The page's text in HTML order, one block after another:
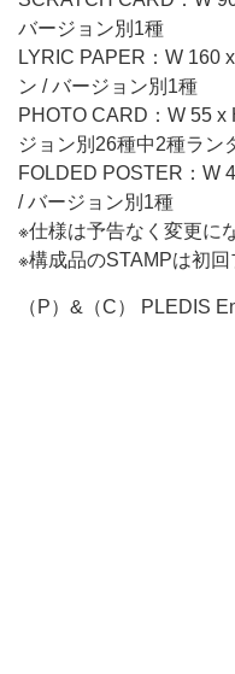
バージョン別1種
LYRIC PAPER：W 160
ン / バージョン別1種
PHOTO CARD：W 55 x
ジョン別26種中2種ラン
FOLDED POSTER：W
/ バージョン別1種
※仕様は予告なく変更に
※構成品のSTAMPは初回
（P）&（C） PLEDIS